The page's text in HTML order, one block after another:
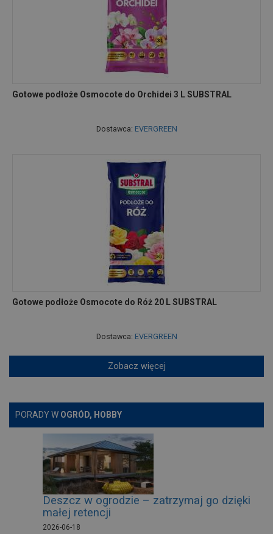
Gotowe podłoże Osmocote do Orchidei 3 L SUBSTRAL
Dostawca: EVERGREEN
Gotowe podłoże Osmocote do Róż 20 L SUBSTRAL
Dostawca: EVERGREEN
Zobacz więcej
PORADY W OGRÓD, HOBBY
Deszcz w ogrodzie – zatrzymaj go dzięki
małej retencji
2026-06-18